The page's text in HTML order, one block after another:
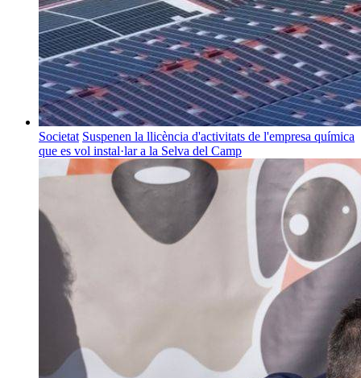
Societat Suspenen la llicència d'activitats de l'empresa química
que es vol instal·lar a la Selva del Camp